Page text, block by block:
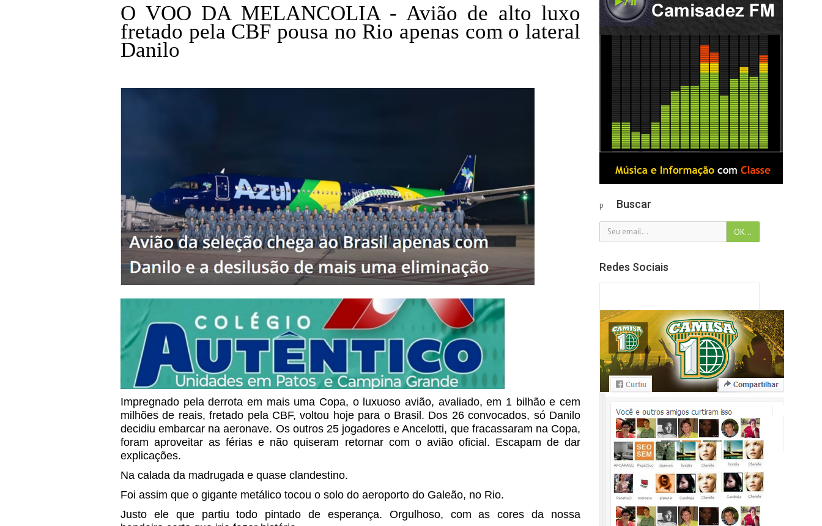
O VOO DA MELANCOLIA - Avião de alto luxo
fretado pela CBF pousa no Rio apenas com o lateral
Danilo
Impregnado pela derrota em mais uma Copa, o luxuoso avião, avaliado, em 1 bilhão e cem
milhões de reais, fretado pela CBF, voltou hoje para o Brasil. Dos 26 convocados, só Danilo
decidiu embarcar na aeronave. Os outros 25 jogadores e Ancelotti, que fracassaram na Copa,
foram aproveitar as férias e não quiseram retornar com o avião oficial. Escapam de dar
explicações.
Na calada da madrugada e quase clandestino.
Foi assim que o gigante metálico tocou o solo do aeroporto do Galeão, no Rio.
Justo ele que partiu todo pintado de esperança. Orgulhoso, com as cores da nossa
p Buscar
Redes Sociais